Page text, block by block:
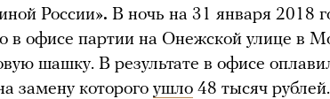
России». В ночь на 31 января 2018
в офисе партии на Онежской улице в
шашку. В результате в офисе
замену которого ушло 48 тысяч